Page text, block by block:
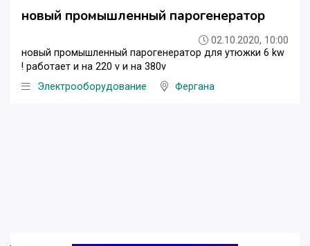
новый промышленный парогенератор
02.10.2020, 10:00
новый промышленный парогенератор для утюжки 6 kw
! работает и на 220 v и на 380v
Электрооборудование
Фергана